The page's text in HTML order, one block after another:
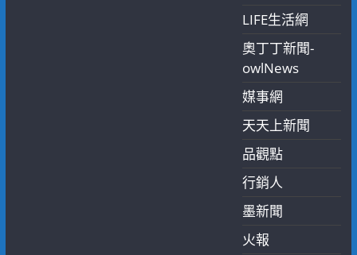
LIFE生活網
奧丁丁新聞-
owlNews
媒事網
天天上新聞
品觀點
行銷人
墨新聞
火報